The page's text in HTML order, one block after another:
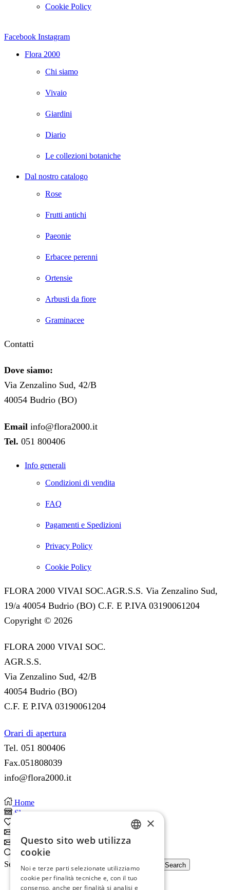
Cookie Policy
Facebook Instagram
Flora 2000
Chi siamo
Vivaio
Giardini
Diario
Le collezioni botaniche
Dal nostro catalogo
Rose
Frutti antichi
Paeonie
Erbacee perenni
Ortensie
Arbusti da fiore
Graminacee
Contatti
Dove siamo:
Via Zenzalino Sud, 42/B
40054 Budrio (BO)
Email info@flora2000.it
Tel. 051 800406
Info generali
Condizioni di vendita
FAQ
Pagamenti e Spedizioni
Privacy Policy
Cookie Policy
FLORA 2000 VIVAI SOC.AGR.S.S. Via Zenzalino Sud,
19/a 40054 Budrio (BO) C.F. E P.IVA 03190061204
Copyright © 2026
FLORA 2000 VIVAI SOC.
AGR.S.S.
Via Zenzalino Sud, 42/B
40054 Budrio (BO)
C.F. E P.IVA 03190061204
Orari di apertura
Tel. 051 800406
Fax.051808039
info@flora2000.it
Home
Shop
Subscribe
Search
Search input
Search
×
Questo sito web utilizza
cookie
Noi e terze parti selezionate utilizziamo
cookie per finalità tecniche e, con il tuo
consenso, anche per finalità si analisi e